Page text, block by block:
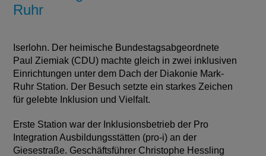
Ruhr
Iserlohn. Der heimische Bundestagsabgeordnete
Paul Ziemiak (CDU) machte gleich in zwei inklusiven
Einrichtungen unter dem Dach der Diakonie Mark-
Ruhr Station. Der Besuch setzte ein starkes Zeichen
für gelebte Inklusion und Vielfalt.
Erste Station war der Inklusionsbetrieb der Pro
Integration Ausbildungsstätten (pro-i) an der
Giesestraße. Geschäftsführer Christophe Hessling